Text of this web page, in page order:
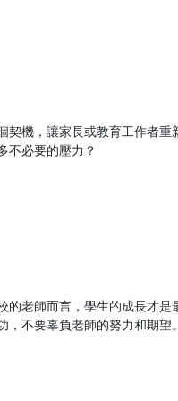
契機，讓家長或教育工作者重
不必要的壓力？
的老師而言，學生的成長才是
不要辜負老師的努力和期望。